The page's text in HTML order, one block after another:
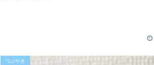
つぶやき